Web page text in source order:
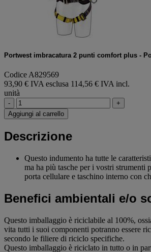
Portwest imbracatura 2 punti comfort plus -
Codice A829569
93,90 € IVA esclusa 114,56 € IVA incl.
unità
-
+
Aggiungi al carrello
Descrizione
Questo indumento ha tutte le
ma ha più tasche per i vostri strumenti
porta cellulare e taschino interno con
Benefici ambientali e/o
Questo imballaggio è riciclabile al 100%,
vita tutti i suoi componenti potranno essere
secondo le filiere di riciclo specifiche.
Questo imballaggio è riciclato in tutto o in